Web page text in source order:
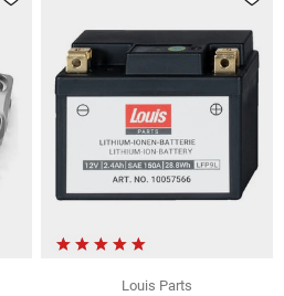
Louis Parts